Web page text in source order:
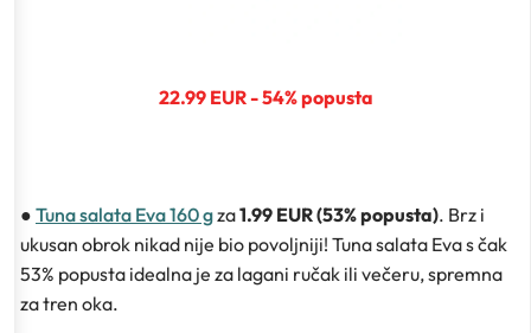
22.99 EUR - 54% popusta
● Tuna salata Eva 160 gza1.99 EUR (53% popusta). Brz i
ukusan obrok nikad nije bio povoljniji! Tuna salata Eva s čak
53% popusta idealna je za lagani ručak ili večeru, spremna
za tren oka.